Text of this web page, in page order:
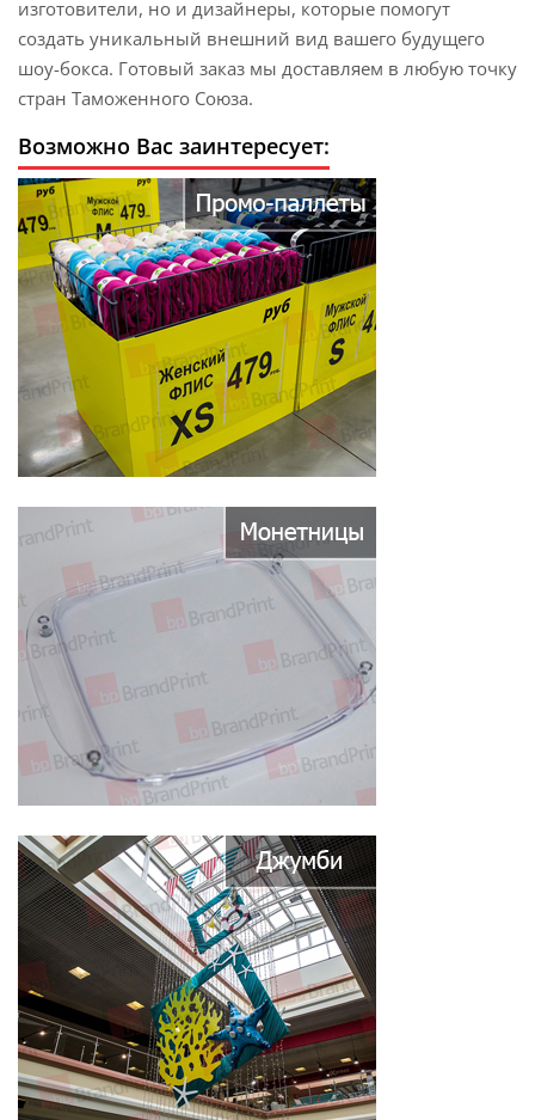
изготовители, но и дизайнеры, которые помогут
создать уникальный внешний вид вашего будущего
шоу-бокса. Готовый заказ мы доставляем в любую точку
стран Таможенного Союза.
Возможно Вас заинтересует: